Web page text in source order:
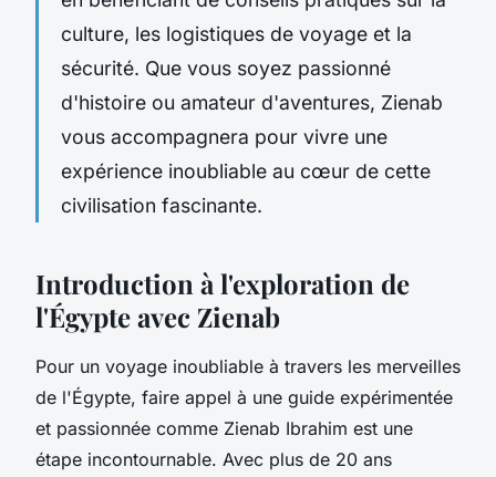
culture, les logistiques de voyage et la
sécurité. Que vous soyez passionné
d'histoire ou amateur d'aventures, Zienab
vous accompagnera pour vivre une
expérience inoubliable au cœur de cette
civilisation fascinante.
Introduction à l'exploration de
l'Égypte avec Zienab
Pour un voyage inoubliable à travers les merveilles
de l'Égypte, faire appel à une guide expérimentée
et passionnée comme Zienab Ibrahim est une
étape incontournable. Avec plus de 20 ans